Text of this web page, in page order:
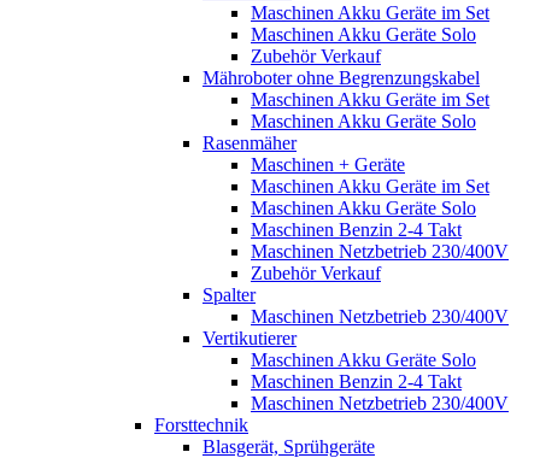
Maschinen Akku Geräte im Set
Maschinen Akku Geräte Solo
Zubehör Verkauf
Mähroboter ohne Begrenzungskabel
Maschinen Akku Geräte im Set
Maschinen Akku Geräte Solo
Rasenmäher
Maschinen + Geräte
Maschinen Akku Geräte im Set
Maschinen Akku Geräte Solo
Maschinen Benzin 2-4 Takt
Maschinen Netzbetrieb 230/400V
Zubehör Verkauf
Spalter
Maschinen Netzbetrieb 230/400V
Vertikutierer
Maschinen Akku Geräte Solo
Maschinen Benzin 2-4 Takt
Maschinen Netzbetrieb 230/400V
Forsttechnik
Blasgerät, Sprühgeräte